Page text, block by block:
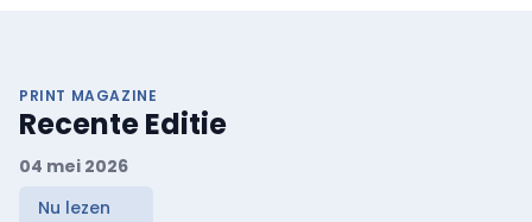
PRINT MAGAZINE
Recente Editie
04 mei 2026
Nu lezen